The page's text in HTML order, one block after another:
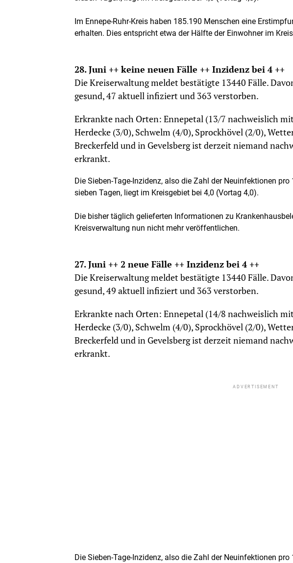
Im Ennepe-Ruhr-Kreis haben 185.190 Menschen eine
erhalten. Dies entspricht etwa der Hälfte der Einwohner im
28. Juni ++ keine neuen Fälle ++ Inzidenz bei 4 ++
Die Kreiserwaltung meldet bestätigte 13440 Fälle.
gesund, 47 aktuell infiziert und 363 verstorben.
Erkrankte nach Orten: Ennepetal (13/7 nachweislich
Herdecke (3/0), Schwelm (4/0), Sprockhövel (2/0),
Breckerfeld und in Gevelsberg ist derzeit niemand
erkrankt.
Die Sieben-Tage-Inzidenz, also die Zahl der Neuinfektionen
sieben Tagen, liegt im Kreisgebiet bei 4,0 (Vortag 4,0).
Die bisher täglich gelieferten Informationen zu
Kreisverwaltung nun nicht mehr veröffentlichen.
27. Juni ++ 2 neue Fälle ++ Inzidenz bei 4 ++
Die Kreiserwaltung meldet bestätigte 13440 Fälle.
gesund, 49 aktuell infiziert und 363 verstorben.
Erkrankte nach Orten: Ennepetal (14/8 nachweislich
Herdecke (3/0), Schwelm (4/0), Sprockhövel (2/0),
Breckerfeld und in Gevelsberg ist derzeit niemand
erkrankt.
ADVERTISEMENT
Die Sieben-Tage-Inzidenz, also die Zahl der Neuinfektionen